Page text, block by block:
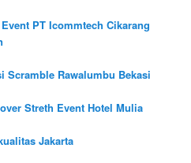
PT Icommtech Cikarang
Scramble Rawalumbu Bekasi
Streth Event Hotel Mulia
Jakarta